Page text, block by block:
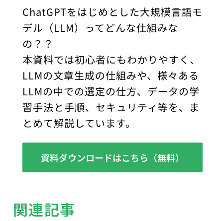
ChatGPTをはじめとした大規模言語モ
デル（LLM）ってどんな仕組みな
の？？
本資料では初心者にもわかりやすく、
LLMの文章生成の仕組みや、様々ある
LLMの中での選定の仕方、データの学
習手法と手順、セキュリティ等を、ま
とめて解説しています。
資料ダウンロードはこちら（無料）
関連記事